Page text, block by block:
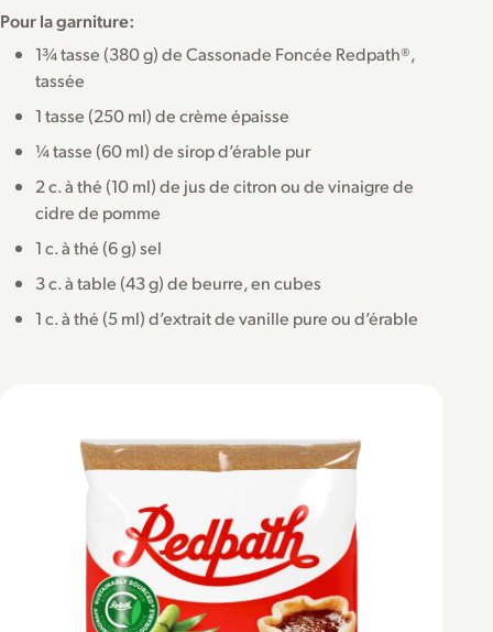
Pour la garniture:
1¾ tasse (380 g) de Cassonade Foncée Redpath®,
tassée
1 tasse (250 ml) de crème épaisse
¼ tasse (60 ml) de sirop d’érable pur
2 c. à thé (10 ml) de jus de citron ou de vinaigre de
cidre de pomme
1 c. à thé (6 g) sel
3 c. à table (43 g) de beurre, en cubes
1 c. à thé (5 ml) d’extrait de vanille pure ou d’érable